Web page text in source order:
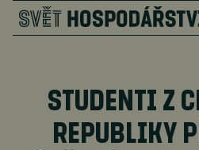
STUDENTI Z
REPUBLIKY